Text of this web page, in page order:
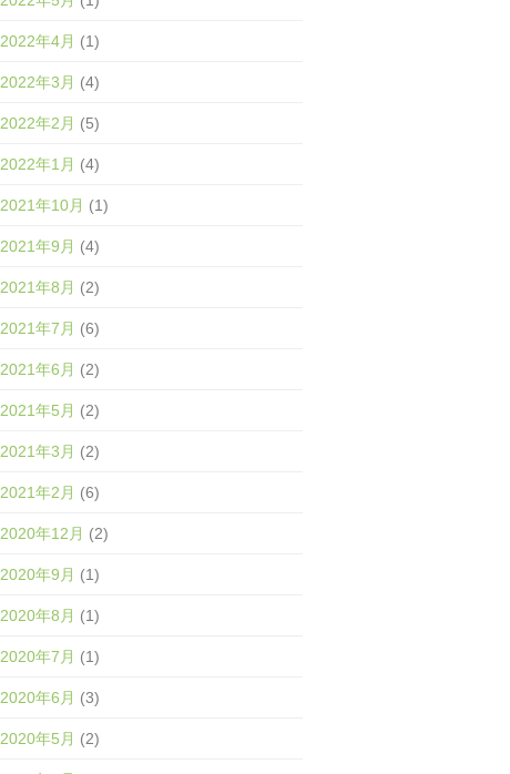
2022年4月 (1)
2022年3月 (4)
2022年2月 (5)
2022年1月 (4)
2021年10月 (1)
2021年9月 (4)
2021年8月 (2)
2021年7月 (6)
2021年6月 (2)
2021年5月 (2)
2021年3月 (2)
2021年2月 (6)
2020年12月 (2)
2020年9月 (1)
2020年8月 (1)
2020年7月 (1)
2020年6月 (3)
2020年5月 (2)